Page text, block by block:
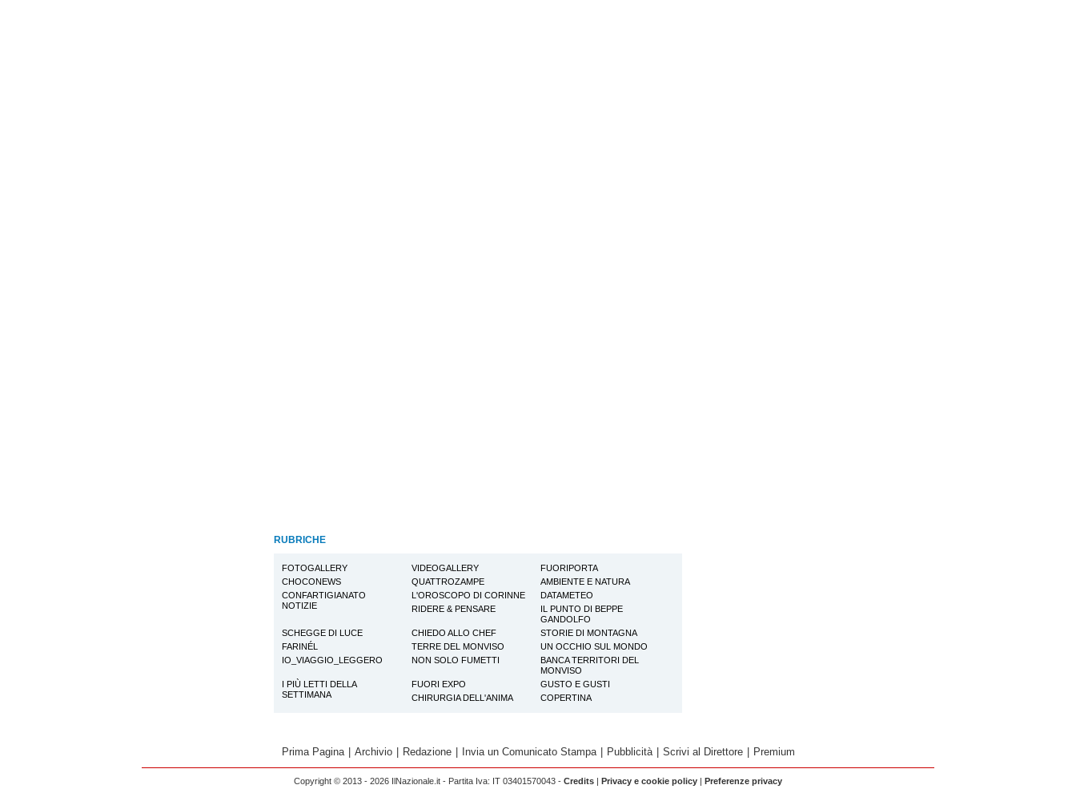
RUBRICHE
FOTOGALLERY VIDEOGALLERY
FUORIPORTA
CHOCONEWS
QUATTROZAMPE
AMBIENTE E NATURA
CONFARTIGIANATO
NOTIZIE
L'OROSCOPO DI CORINNE
DATAMETEO
RIDERE & PENSARE
IL PUNTO DI BEPPE
GANDOLFO
SCHEGGE DI LUCE
CHIEDO ALLO CHEF
STORIE DI MONTAGNA
FARINÉL
TERRE DEL MONVISO
UN OCCHIO SUL MONDO
IO_VIAGGIO_LEGGERO
NON SOLO FUMETTI
BANCA TERRITORI DEL
MONVISO
I PIÙ LETTI DELLA
SETTIMANA
FUORI EXPO
GUSTO E GUSTI
CHIRURGIA DELL'ANIMA
COPERTINA
Prima Pagina Archivio Redazione Invia un Comunicato Stampa Pubblicità Scrivi al Direttore Premium
Copyright © 2013 - 2026 IlNazionale.it - Partita Iva: IT 03401570043 - Credits Privacy e cookie policy Preferenze privacy